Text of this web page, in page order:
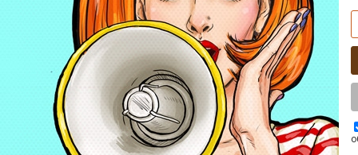
Выезд мастера
Оперативный выезд
мастера на объект
заказчика в день заказа.
Комплектующие
Используем только
качественные запчасти
ААА класса.